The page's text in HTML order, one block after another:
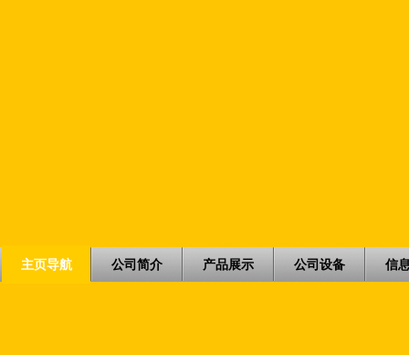
主页导航 公司简介 产品展示 公司设备 信